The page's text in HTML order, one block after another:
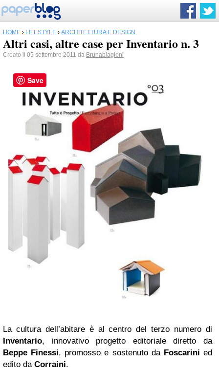
HOME › LIFESTYLE › ARCHITETTURA E DESIGN
Altri casi, altre case per Inventario n. 3
Creato il 05 settembre 2011 da Brunabiagioni
La cultura dell’abitare è al centro del terzo numero di
Inventario, innovativo progetto editoriale diretto da
Beppe Finessi, promosso e sostenuto da Foscarini ed
edito da Corraini.
Save